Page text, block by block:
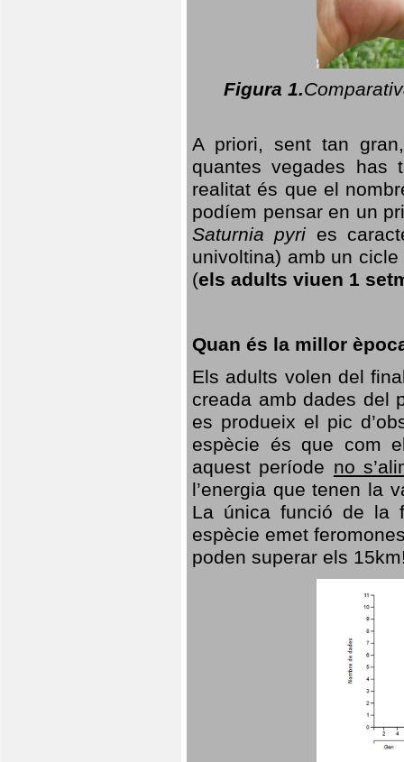
Figura 1.
A priori, sent tan
quantes vegades has
realitat és que el
podíem pensar en un
Saturnia pyri es
univoltina) amb un
(els adults viuen 1
Quan és la millor
Els adults volen del
creada amb dades del
es produeix el pic
espècie és que com
aquest període no
l’energia que tenen la
La única funció de la
espècie emet
poden superar els